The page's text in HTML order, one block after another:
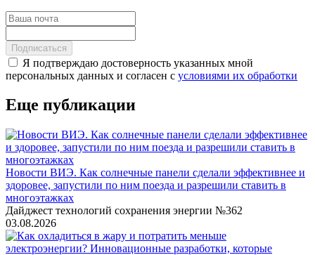
Подписаться
Я подтверждаю достоверность указанных мной
персональных данных и согласен с условиями их обработки
Еще публикации
Новости ВИЭ. Как солнечные панели сделали эффективнее и
здоровее, запустили по ним поезда и разрешили ставить в
многоэтажках
Дайджест технологий сохранения энергии №362
03.08.2026